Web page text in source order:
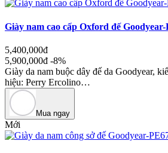
Giày nam cao cấp Oxford đế Goodyear-
5,400,000đ
5,900,000đ -8%
Giày da nam buộc dây đế da Goodyear,
hiệu: Perry Ercolino…
Mua ngay
Mới